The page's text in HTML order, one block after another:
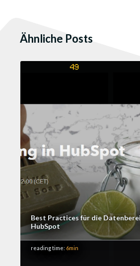
Ähnliche Posts
Best Practices für die
HubSpot
reading time: 6min